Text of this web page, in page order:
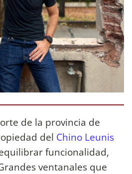
de la provincia de
del Chino Leunis
funcionalidad,
ventanales que